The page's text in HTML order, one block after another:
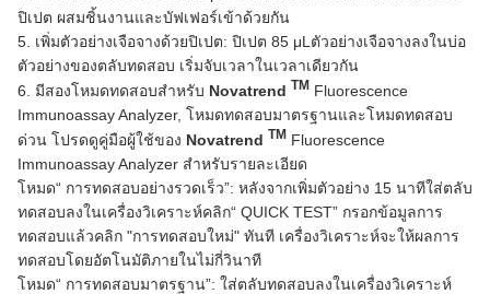
ปิเปต ผสมชิ้นงานและบัฟเฟอร์เข้าด้วยกัน
5. เพิ่มตัวอย่างเจือจางด้วยปิเปต: ปิเปต 85 μLตัวอย่างเจือจางลงในบ่อ
ตัวอย่างของตลับทดสอบ เริ่มจับเวลาในเวลาเดียวกัน
6. มีสองโหมดทดสอบสำหรับ Novatrend TM Fluorescence
Immunoassay Analyzer, โหมดทดสอบมาตรฐานและโหมดทดสอบ
ด่วน โปรดดูคู่มือผู้ใช้ของ Novatrend TM Fluorescence
Immunoassay Analyzer สำหรับรายละเอียด
โหมด“ การทดสอบอย่างรวดเร็ว”: หลังจากเพิ่มตัวอย่าง 15 นาทีใส่ตลับ
ทดสอบลงในเครื่องวิเคราะห์คลิก“ QUICK TEST” กรอกข้อมูลการ
ทดสอบแล้วคลิก "การทดสอบใหม่" ทันที เครื่องวิเคราะห์จะให้ผลการ
ทดสอบโดยอัตโนมัติภายในไม่กี่วินาที
โหมด“ การทดสอบมาตรฐาน”: ใส่ตลับทดสอบลงในเครื่องวิเคราะห์